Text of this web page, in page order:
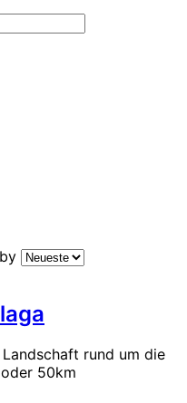
rund um die
50km